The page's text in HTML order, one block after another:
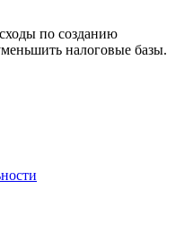
по созданию
налоговые базы.